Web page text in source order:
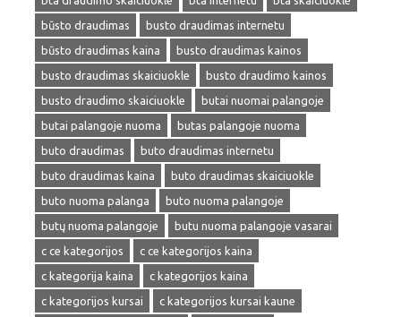
būsto draudimas
busto draudimas internetu
būsto draudimas kaina
busto draudimas kainos
busto draudimas skaiciuokle
busto draudimo kainos
busto draudimo skaiciuokle
butai nuomai palangoje
butai palangoje nuoma
butas palangoje nuoma
buto draudimas
buto draudimas internetu
buto draudimas kaina
buto draudimas skaiciuokle
buto nuoma palanga
buto nuoma palangoje
butų nuoma palangoje
butu nuoma palangoje vasarai
c ce kategorijos
c ce kategorijos kaina
c kategorija kaina
c kategorijos kaina
c kategorijos kursai
c kategorijos kursai kaune